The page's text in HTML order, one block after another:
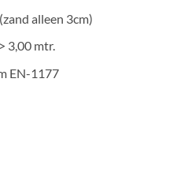
alleen 3cm)
3,00 mtr.
EN-1177